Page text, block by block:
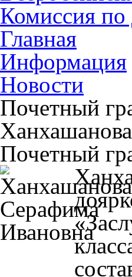
Комиссия по
Главная
Информация
Новости
Почетный
Почетный